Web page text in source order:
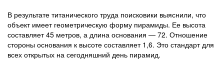
В результате титанического труда поисковики выяснили, что
объект имеет геометрическую форму пирамиды. Ее высота
составляет 45 метров, а длина основания — 72. Отношение
стороны основания к высоте составляет 1,6. Это стандарт для
всех открытых на сегодняшний день пирамид.